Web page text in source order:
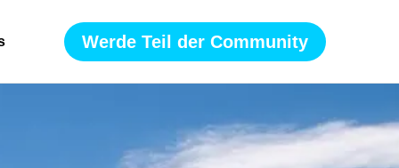
Werde Teil der Community